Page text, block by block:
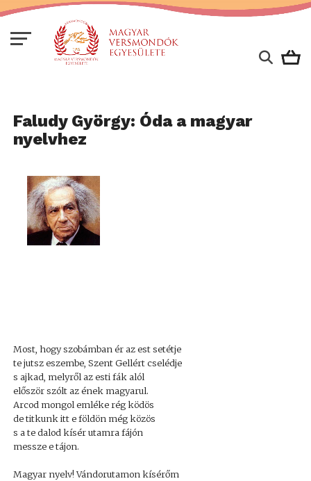
Faludy György: Óda a magyar
nyelvhez
Most, hogy szobámban ér az est setétje
te jutsz eszembe, Szent Gellért cselédje
s ajkad, melyről az esti fák alól
először szólt az ének magyarul.
Arcod mongol emléke rég ködös
de titkunk itt e földön még közös
s a te dalod kísér utamra fájón
messze e tájon.
Magyar nyelv! Vándorutamon kísérőm